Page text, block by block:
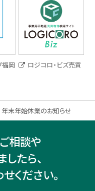
福岡 ロジコロ・ビズ売買
年末年始休業のお知らせ
相談や
たら、
ください。